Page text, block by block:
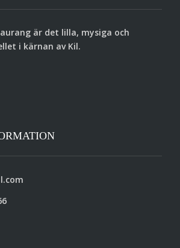
är det lilla, mysiga och
i kärnan av Kil.